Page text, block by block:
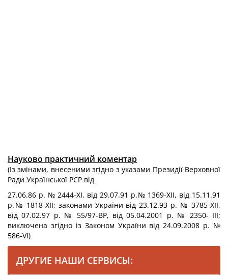
Науково практичний коментар
(Із змінами, внесеними згідно з указами Президії Верховної
Ради Української PCP від
27.06.86 р. № 2444-ХІ, від 29.07.91 р.№ 1369-ХІІ, від 15.11.91
р.№ 1818-ХІІ; законами України від 23.12.93 р. № 3785-ХІІ,
від 07.02.97 р. № 55/97-ВР, від 05.04.2001 p. № 2350- ІІІ;
виключена згідно із Законом України від 24.09.2008 p. №
586-VI)
ДРУГИЕ НАШИ СЕРВИСЫ: